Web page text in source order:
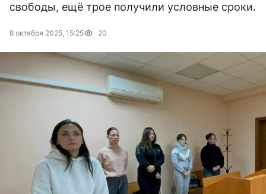
свободы, ещё трое получили условные сроки.
8 октября 2025, 15:25 20